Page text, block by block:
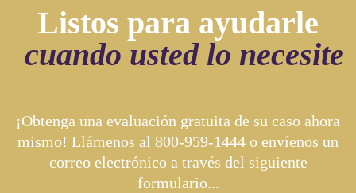
Listos para ayudarle
cuando usted lo necesite
¡Obtenga una evaluación gratuita de su caso ahora
mismo! Llámenos al 800-959-1444 o envíenos un
correo electrónico a través del siguiente
formulario...